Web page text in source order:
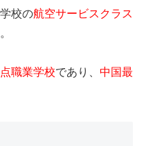
校の航空サービスクラス
職業学校であり、 中国最